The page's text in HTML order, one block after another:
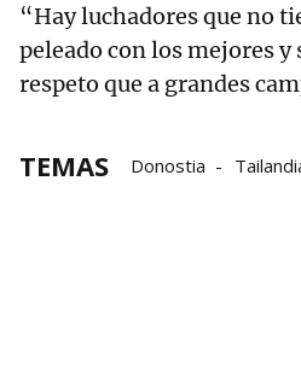
“Hay luchadores que no
peleado con los mejores
respeto que a grandes
TEMAS Donostia